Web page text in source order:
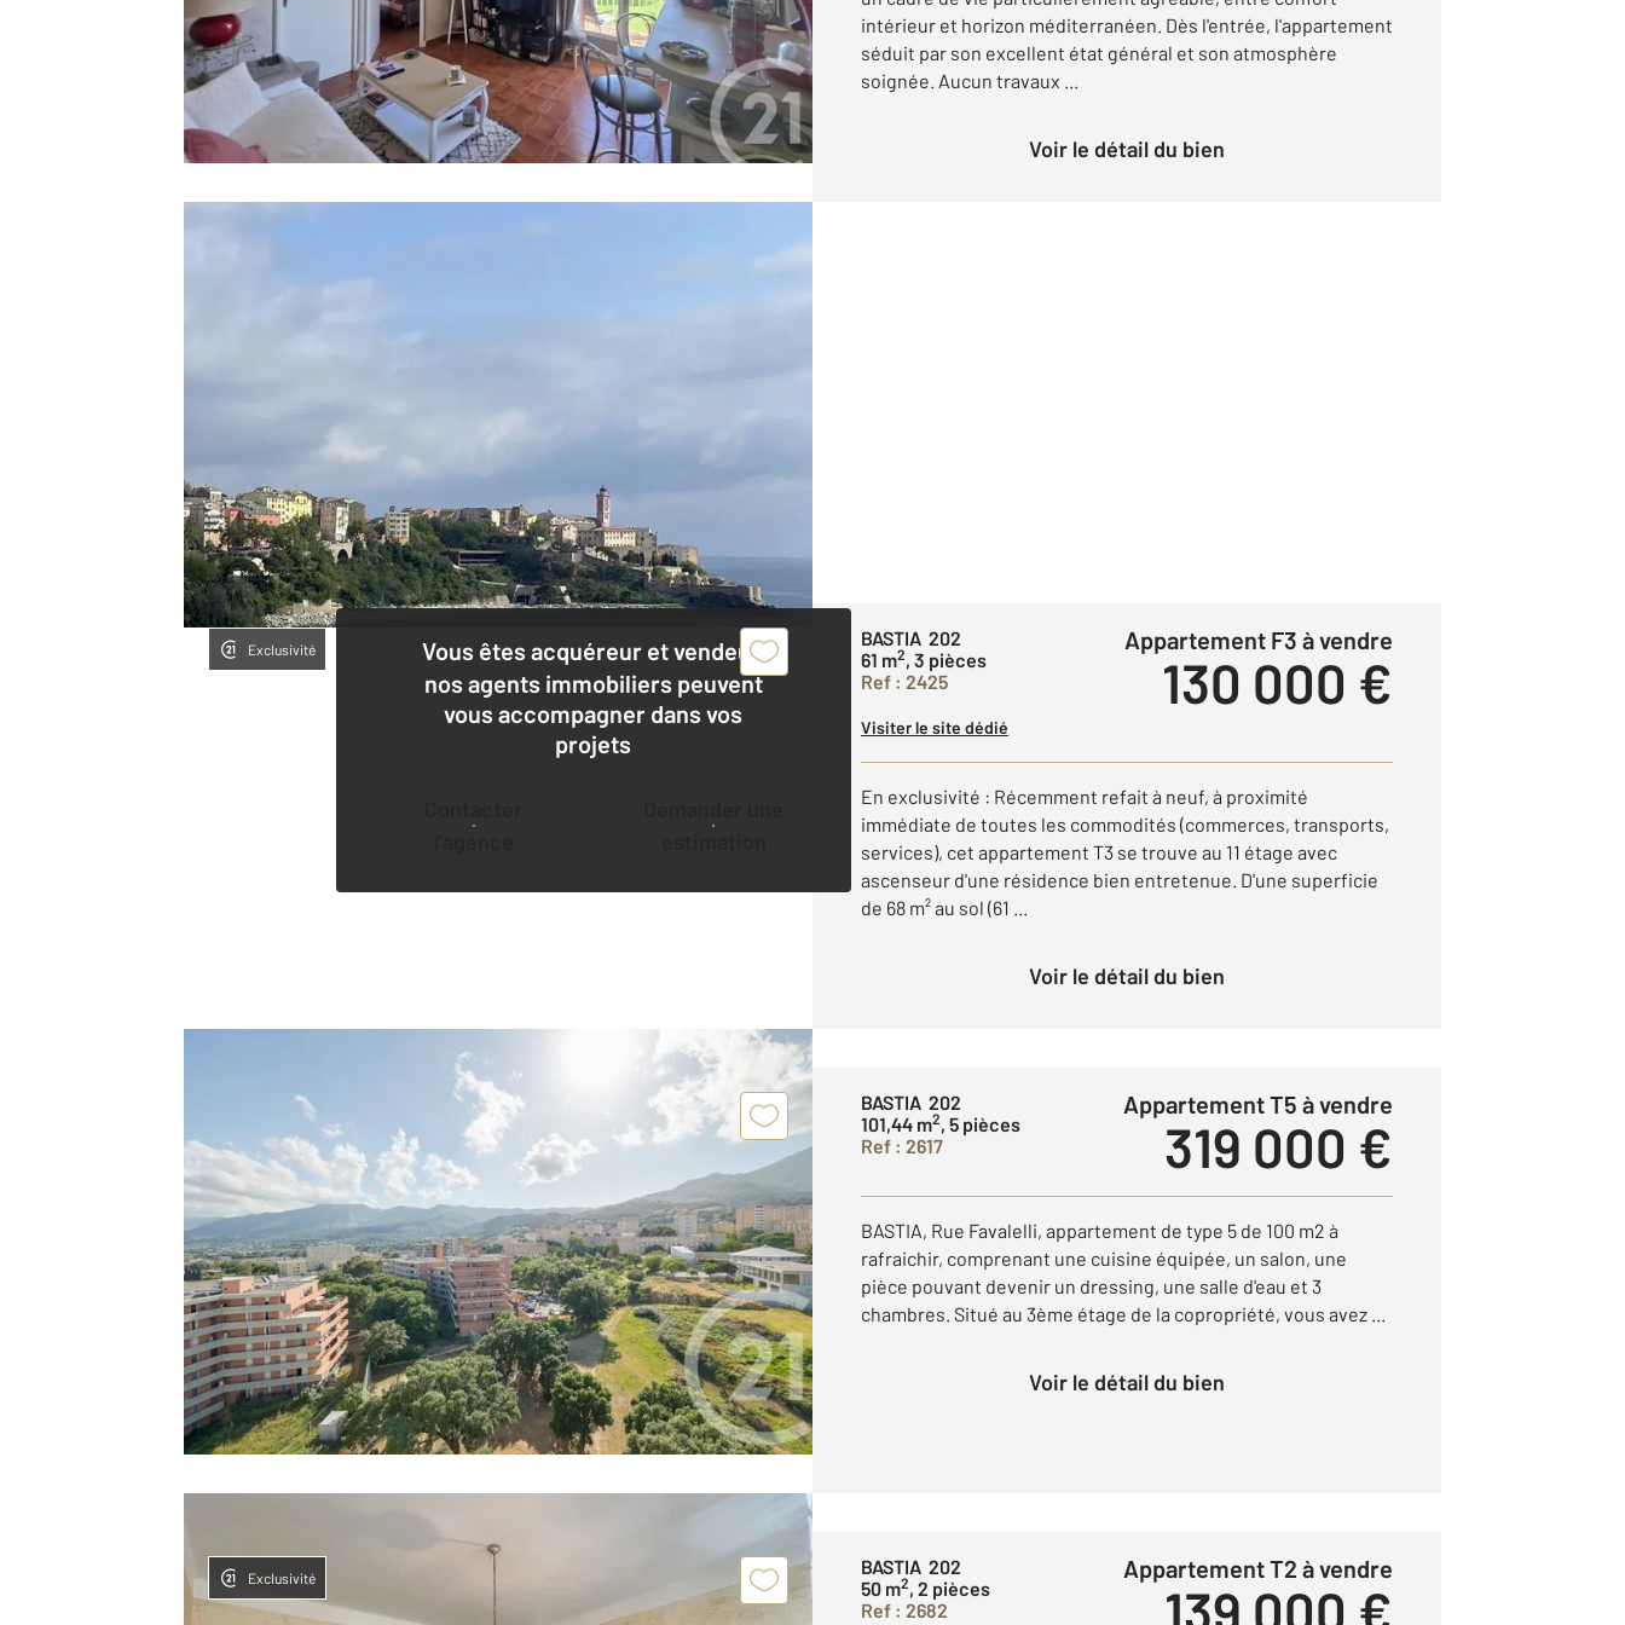
intérieur et horizon méditerranéen. Dès l'entrée, l'appartement
séduit par son excellent état général et son atmosphère
soignée. Aucun travaux ...
Voir le détail du bien
Vous êtes acquéreur et vendeur,
nos agents immobiliers peuvent
vous accompagner dans vos
projets
Exclusivité
BASTIA 202
61 m2, 3 pièces
Ref : 2425
Appartement F3 à vendre
130 000 €
Visiter le site dédié
En exclusivité : Récemment refait à neuf, à proximité
immédiate de toutes les commodités (commerces, transports,
services), cet appartement T3 se trouve au 11 étage avec
ascenseur d'une résidence bien entretenue. D'une superficie
de 68 m² au sol (61 ...
Voir le détail du bien
BASTIA 202
101,44 m2, 5 pièces
Ref : 2617
Appartement T5 à vendre
319 000 €
BASTIA, Rue Favalelli, appartement de type 5 de 100 m2 à
rafraichir, comprenant une cuisine équipée, un salon, une
pièce pouvant devenir un dressing, une salle d'eau et 3
chambres. Situé au 3ème étage de la copropriété, vous avez ...
Voir le détail du bien
Exclusivité
BASTIA 202
50 m2, 2 pièces
Ref : 2682
Appartement T2 à vendre
139 000 €